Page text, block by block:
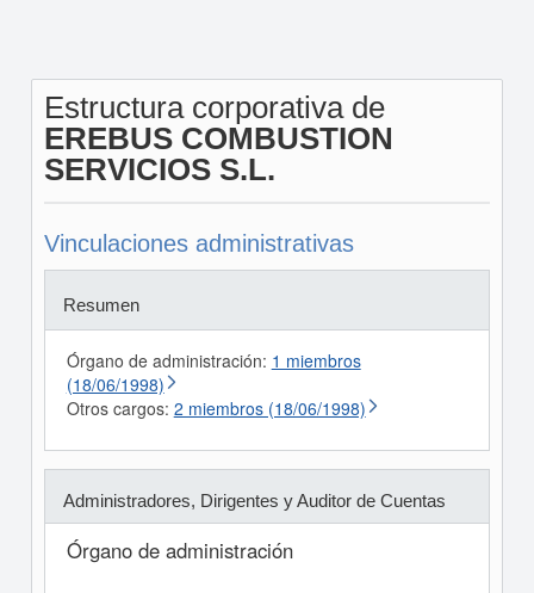
Estructura corporativa de
EREBUS COMBUSTION
SERVICIOS S.L.
Vinculaciones administrativas
Resumen
Órgano de administración: 1 miembros
(18/06/1998)
Otros cargos: 2 miembros (18/06/1998)
Administradores, Dirigentes y Auditor de Cuentas
Órgano de administración